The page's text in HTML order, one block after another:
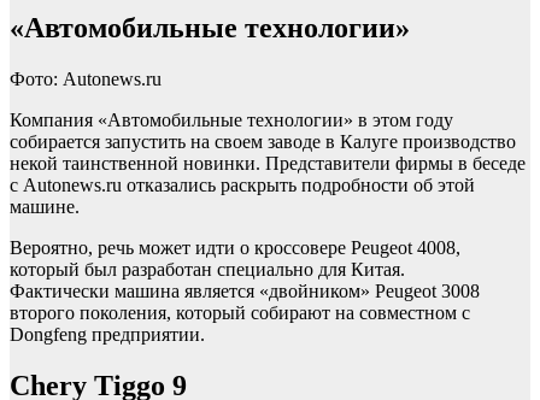
«Автомобильные технологии»
Фото: Autonews.ru
Компания «Автомобильные технологии» в этом году
собирается запустить на своем заводе в Калуге производство
некой таинственной новинки. Представители фирмы в беседе
с Autonews.ru отказались раскрыть подробности об этой
машине.
Вероятно, речь может идти о кроссовере Peugeot 4008,
который был разработан специально для Китая.
Фактически машина является «двойником» Peugeot 3008
второго поколения, который собирают на совместном с
Dongfeng предприятии.
Chery Tiggo 9